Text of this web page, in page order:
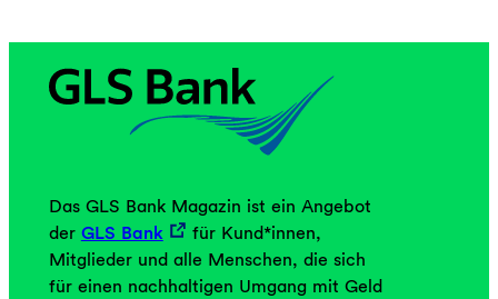
Das GLS Bank Magazin ist ein Angebot
der GLS Bank
für Kund*innen,
Mitglieder und alle Menschen, die sich
für einen nachhaltigen Umgang mit Geld